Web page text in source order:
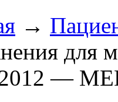
→
для
—